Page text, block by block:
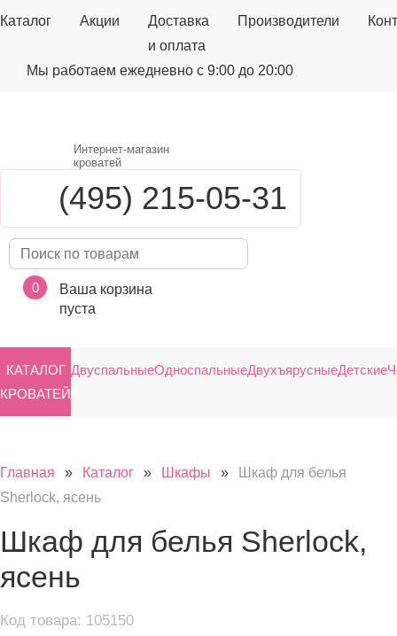
Каталог Акции
Доставка
и оплата
Производители
Мы работаем ежедневно с 9:00 до 20:00
Интернет-магазин
кроватей
(495) 215-05-31
0
Ваша корзина
пуста
КАТАЛОГ
КРОВАТЕЙ
ДвуспальныеОдноспальныеДвухъярусныеДетские
Главная » Каталог » Шкафы »
Шкаф для белья
Sherlock, ясень
Шкаф для белья Sherlock,
ясень
Код товара: 105150